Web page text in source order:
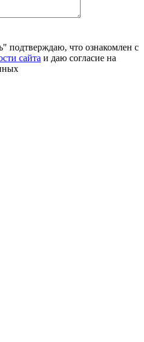
подтверждаю, что ознакомлен с
сайта и даю согласие на